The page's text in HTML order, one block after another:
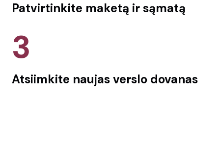
Patvirtinkite maketą ir sąmatą
3
Atsiimkite naujas verslo dovanas